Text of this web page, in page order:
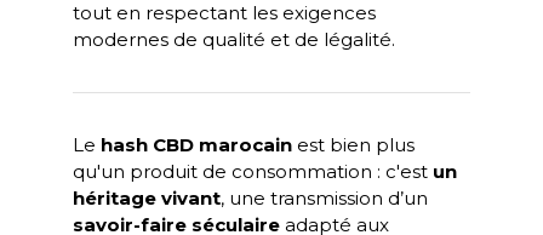
tout en respectant les exigences
modernes de qualité et de légalité.
Le hash CBD marocain est bien plus
qu'un produit de consommation : c'est un
héritage vivant, une transmission d’un
savoir-faire séculaire adapté aux